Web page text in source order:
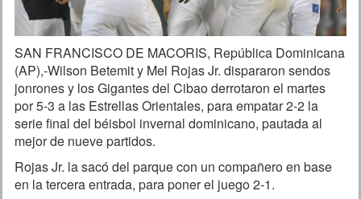
SAN FRANCISCO DE MACORIS, República Dominicana
(AP),-Wilson Betemit y Mel Rojas Jr. dispararon sendos
jonrones y los Gigantes del Cibao derrotaron el martes
por 5-3 a las Estrellas Orientales, para empatar 2-2 la
serie final del béisbol invernal dominicano, pautada al
mejor de nueve partidos.
Rojas Jr. la sacó del parque con un compañero en base
en la tercera entrada, para poner el juego 2-1.